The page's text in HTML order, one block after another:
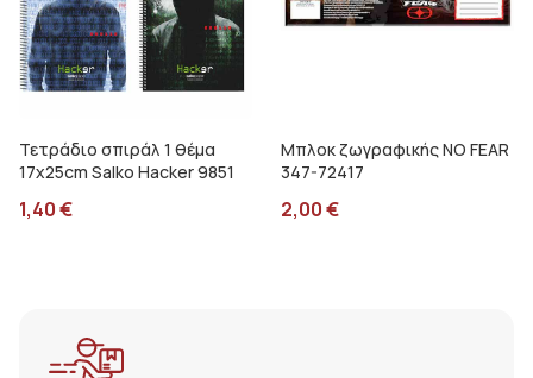
Τετράδιο σπιράλ 1 θέμα
17x25cm Salko Hacker 9851
1,40€
Μπλοκ ζωγραφικής NO FEAR
347-72417
2,00€